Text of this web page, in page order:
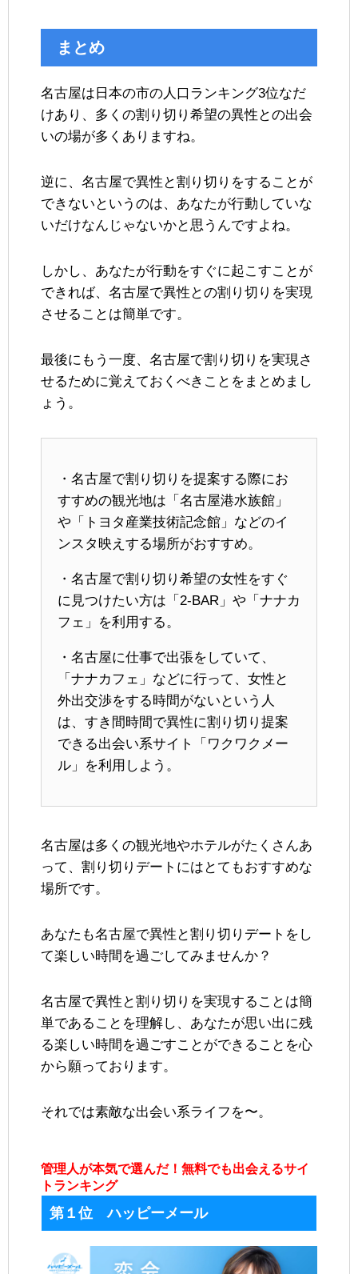
まとめ
名古屋は日本の市の人口ランキング3位なだ
けあり、多くの割り切り希望の異性との出会
いの場が多くありますね。
逆に、名古屋で異性と割り切りをすることが
できないというのは、あなたが行動していな
いだけなんじゃないかと思うんですよね。
しかし、あなたが行動をすぐに起こすことが
できれば、名古屋で異性との割り切りを実現
させることは簡単です。
最後にもう一度、名古屋で割り切りを実現さ
せるために覚えておくべきことをまとめまし
ょう。
・名古屋で割り切りを提案する際にお
すすめの観光地は「名古屋港水族館」
や「トヨタ産業技術記念館」などのイ
ンスタ映えする場所がおすすめ。
・名古屋で割り切り希望の女性をすぐ
に見つけたい方は「2-BAR」や「ナナカ
フェ」を利用する。
・名古屋に仕事で出張をしていて、
「ナナカフェ」などに行って、女性と
外出交渉をする時間がないという人
は、すき間時間で異性に割り切り提案
できる出会い系サイト「ワクワクメー
ル」を利用しよう。
名古屋は多くの観光地やホテルがたくさんあ
って、割り切りデートにはとてもおすすめな
場所です。
あなたも名古屋で異性と割り切りデートをし
て楽しい時間を過ごしてみませんか？
名古屋で異性と割り切りを実現することは簡
単であることを理解し、あなたが思い出に残
る楽しい時間を過ごすことができることを心
から願っております。
それでは素敵な出会い系ライフを〜。
管理人が本気で選んだ！無料でも出会えるサイ
トランキング
第１位 ハッピーメール